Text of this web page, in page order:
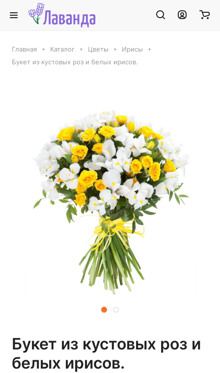
Главная Каталог Цветы
Ирисы
Букет из кустовых роз и белых ирисов.
Букет из кустовых роз и
белых ирисов.